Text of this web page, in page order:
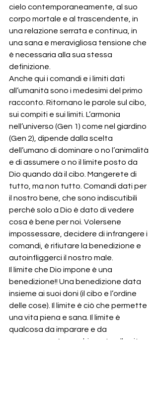
cielo contemporaneamente, al suo
corpo mortale e al trascendente, in
una relazione serrata e continua, in
una sana e meravigliosa tensione che
è necessaria alla sua stessa
definizione.
Anche qui i comandi e i limiti dati
all’umanità sono i medesimi del primo
racconto. Ritornano le parole sul cibo,
sui compiti e sui limiti. L’armonia
nell’universo (Gen 1) come nel giardino
(Gen 2), dipende dalla scelta
dell’umano di dominare o no l’animalità
e di assumere o no il limite posto da
Dio quando dà il cibo. Mangerete di
tutto, ma non tutto. Comandi dati per
il nostro bene, che sono indiscutibili
perché solo a Dio è dato di vedere
cosa è bene per noi. Volersene
impossessare, decidere di infrangere i
comandi, è rifiutare la benedizione e
autoinfliggerci il nostro male.
Il limite che Dio impone è una
benedizione!! Una benedizione data
insieme ai suoi doni (il cibo e l’ordine
delle cose). Il limite è ciò che permette
una vita piena e sana. Il limite è
qualcosa da imparare e da
apprezzare , è una chiamata alla vita,